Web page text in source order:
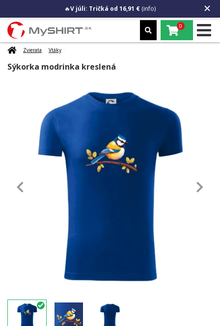
🔥V júli: Tričká od 16,91 € (info)
0
Zvierata Vtáky
Sýkorka modrinka kreslená